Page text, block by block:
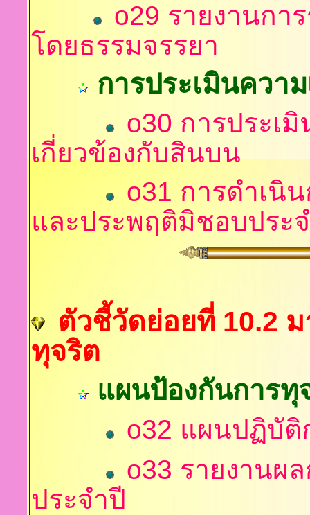
o29 รายงานกา
โดยธรรมจรรยา
การประเมินควา
o30 การประเ
เกี่ยวข้องกับสินบน
o31 การดำเนิ
และประพฤติมิชอบประ
ตัวชี้วัดย่อยที่ 10.2
ทุจริต
แผนป้องกันการทุ
o32 แผนปฏิบัติ
o33 รายงานผ
ประจำปี